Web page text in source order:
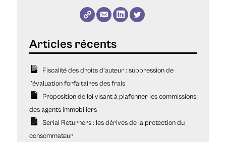
Fiscalité des droits d’auteur : suppression de
l’évaluation forfaitaires des frais
Proposition de loi visant à plafonner les commissions
des agents immobiliers
Serial Returners : les dérives de la protection du
consommateur